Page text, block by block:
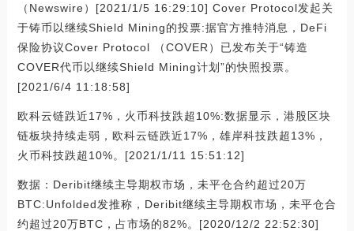
（Newswire）[2021/1/5 16:29:10] Cover Protocol发起关
于铸币以继续Shield Mining的投票:据官方推特消息，DeFi
保险协议Cover Protocol （COVER）已发布关于“铸造
COVER代币以继续Shield Mining计划”的快照投票。
[2021/6/4 11:18:58]
欧科云链跌近17%，火币科技跌超10%:数据显示，港股区块
链板块持续走弱，欧科云链跌近17%，雄岸科技跌超13%，
火币科技跌超10%。[2021/1/11 15:51:12]
数据：Deribit继续主导期权市场，未平仓合约超过20万
BTC:Unfolded发推称，Deribit继续主导期权市场，未平仓合
约超过20万BTC，占市场的82%。[2020/12/2 22:52:30]